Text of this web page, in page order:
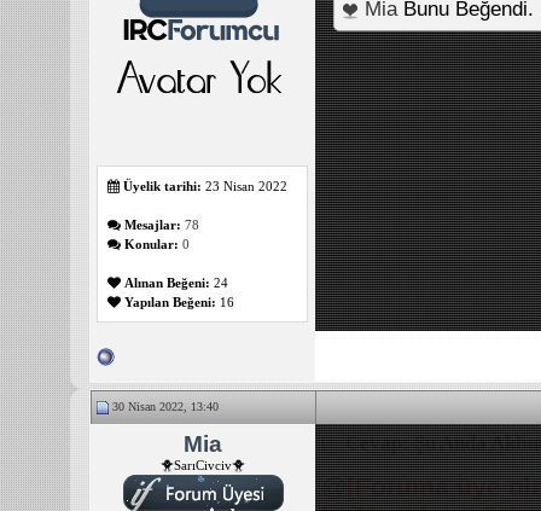
Üyelik tarihi: 23 Nisan 2022
Mesajlar: 78
Konular: 0
Alınan Beğeni: 24
Yapılan Beğeni: 16
Mia Bunu Beğendi.
30 Nisan 2022, 13:40
Mia
🐥SarıCivciv🐥
Cevap: Şu Anda
@[Foruma üye